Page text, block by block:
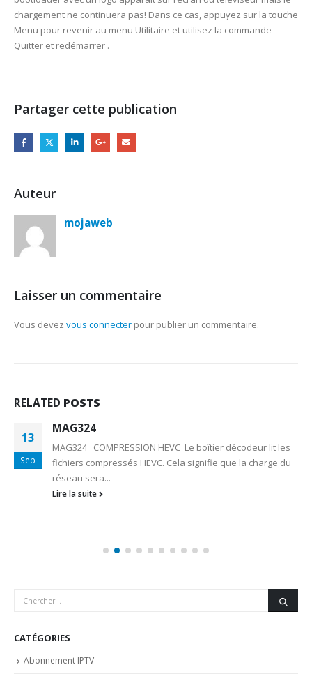
chargement ne continuera pas! Dans ce cas, appuyez sur la touche
Menu pour revenir au menu Utilitaire et utilisez la commande
Quitter et redémarrer .
Partager cette publication
Auteur
mojaweb
Laisser un commentaire
Vous devez vous connecter pour publier un commentaire.
RELATED POSTS
13
Sep
MAG324
MAG324 COMPRESSION HEVC Le boîtier décodeur lit les
fichiers compressés HEVC. Cela signifie que la charge du
réseau sera...
Lire la suite
CATÉGORIES
Abonnement IPTV